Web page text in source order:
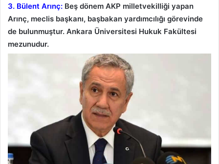
3. Bülent Arınç: Beş dönem AKP milletvekilliği yapan
Arınç, meclis başkanı, başbakan yardımcılığı görevinde
de bulunmuştur. Ankara Üniversitesi Hukuk Fakültesi
mezunudur.